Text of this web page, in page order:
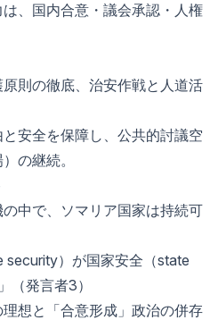
、国内合意・議会承認・人権
則の徹底、治安作戦と人道活
安全を保障し、公共的討議空
の継続。
中で、ソマリア国家は持続可
security）が国家安全（state
（発言者3）
想と「合意形成」政治の併存